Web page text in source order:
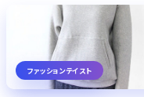
ファッションテイスト